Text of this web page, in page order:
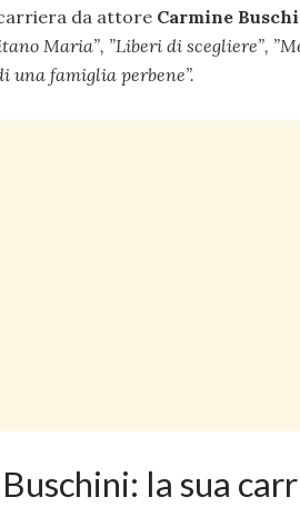
da attore Carmine
Maria”, ”Liberi di scegliere”, ”
una famiglia perbene”.
la sua